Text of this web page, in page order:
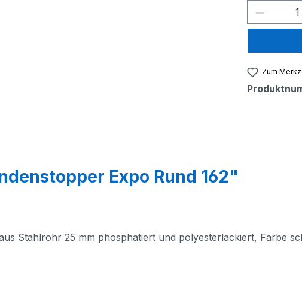
Zum
Expo Rund 162"
Stahlrohr 25 mm phosphatiert und polyesterlackiert, Farbe